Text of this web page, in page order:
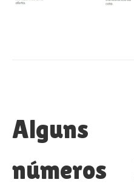
Alguns
números